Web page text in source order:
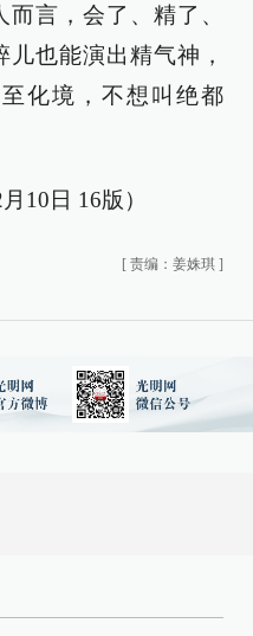
言，会了、精了、
也能演出精气神，
化境，不想叫绝都
10日 16版）
[ 责编：姜姝琪 ]